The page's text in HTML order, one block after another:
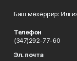
Баш мөхәррир:
Телефон
(347)292-77-60
Эл. почта